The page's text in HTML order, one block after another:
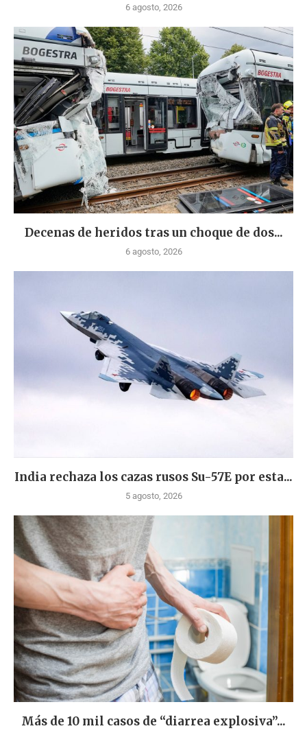
6 agosto, 2026
Decenas de heridos tras un choque de dos...
6 agosto, 2026
India rechaza los cazas rusos Su-57E por esta...
5 agosto, 2026
Más de 10 mil casos de “diarrea explosiva”...